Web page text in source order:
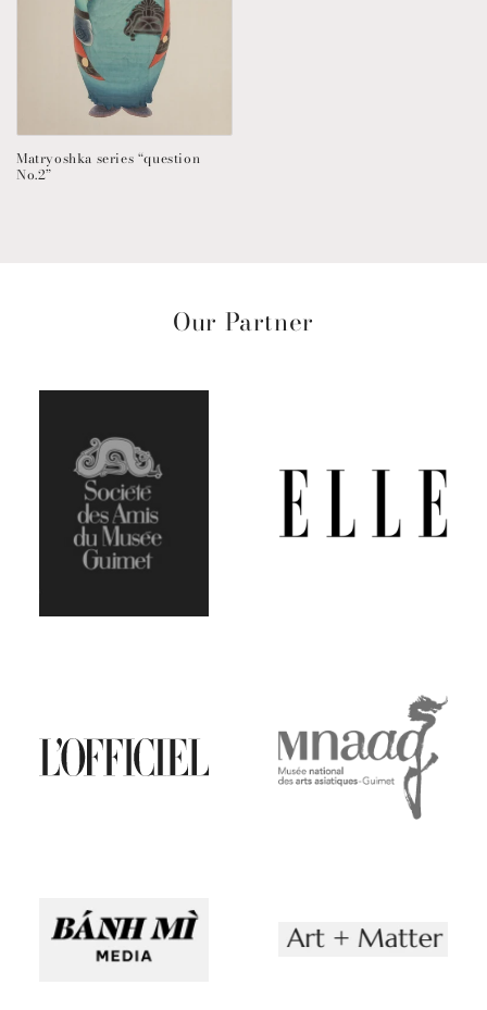
Matryoshka series “question
No.2”
Our Partner